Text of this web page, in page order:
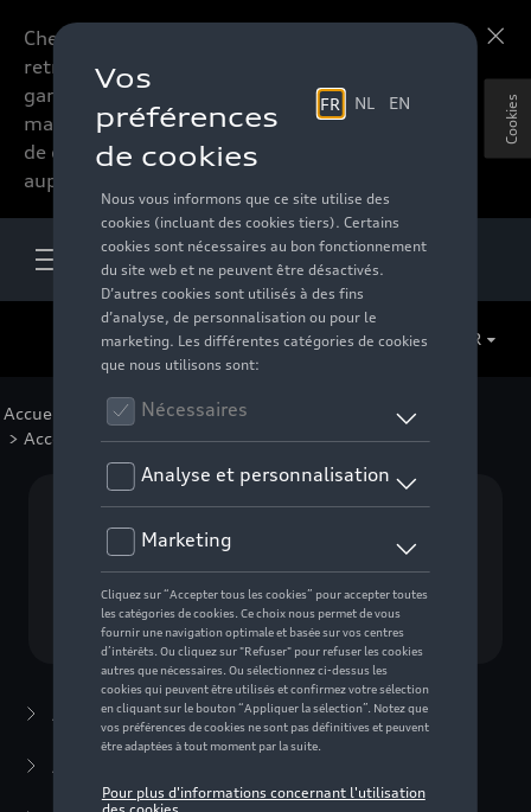
Chers accessoires-lovers,
retrouvez dorénavant toute la
gamme d’accessoires de votre
marque préférée sous forme
de catalogue à commander
auprès de votre distributeur.
FR
Accueil Pour votre Audi >
Kids Collection
> Accessoires
Aucun modèle sélectionné (Tout afficher)
Choisissez un modèle
Accessoires d'été(7)
Accessoires d'hiver
Cookies